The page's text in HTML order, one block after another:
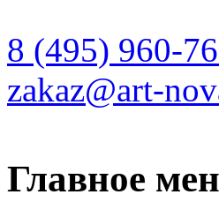
8 (495) 960-
zakaz@art-
Главное